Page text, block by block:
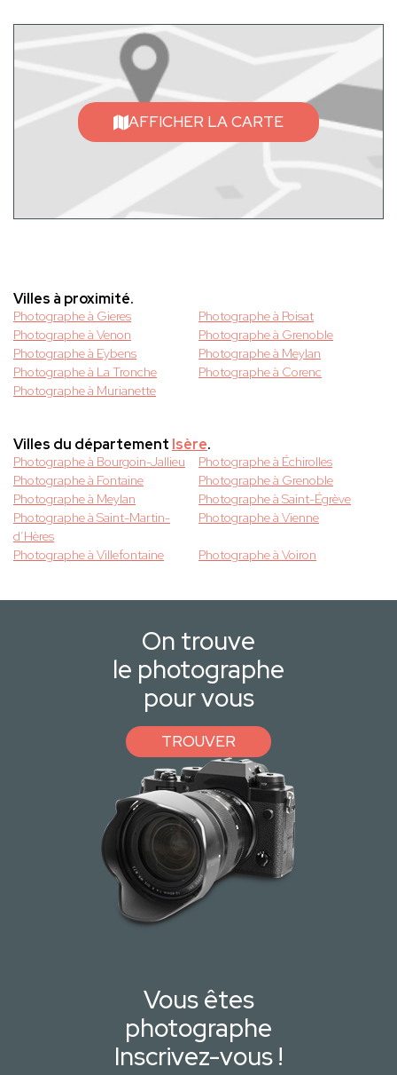
AFFICHER LA CARTE
Villes à proximité.
Photographe à Gieres
Photographe à Poisat
Photographe à Venon
Photographe à Grenoble
Photographe à Eybens
Photographe à Meylan
Photographe à La Tronche
Photographe à Corenc
Photographe à Murianette
Villes du département Isère.
Photographe à Bourgoin-Jallieu
Photographe à Échirolles
Photographe à Fontaine
Photographe à Grenoble
Photographe à Meylan
Photographe à Saint-Égrève
Photographe à Saint-Martin-
d’Hères
Photographe à Vienne
Photographe à Villefontaine Photographe à Voiron
On trouve
le photographe
pour vous
TROUVER
Vous êtes
photographe
Inscrivez-vous !